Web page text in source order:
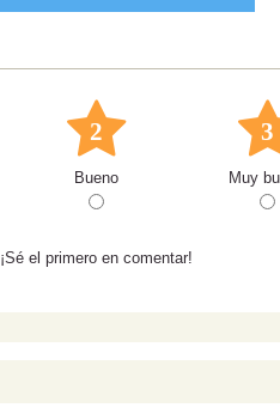
2
Bueno
3
Muy
¡Sé el primero en comentar!